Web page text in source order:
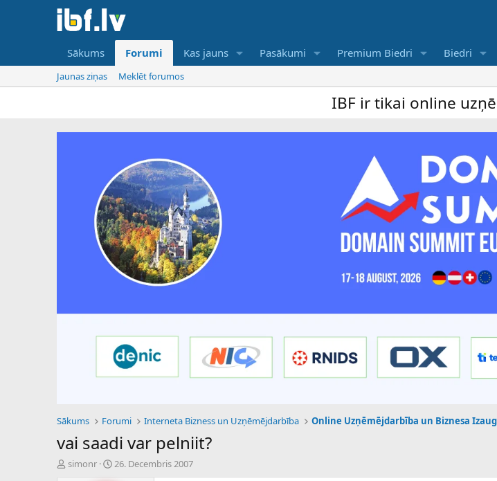
Sākums Forumi Kas jauns Pasākumi Premium Biedri Biedri
Jaunas ziņas Meklēt forumos
IBF ir tikai online uzņēmējdarbība
Sākums Forumi Interneta Bizness un Uzņēmējdarbība
vai saadi var pelniit?
P
simonr
S
26. Decembris 2007